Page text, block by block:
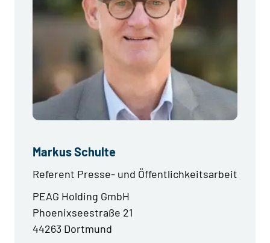
Markus Schulte
Referent Presse- und Öffentlichkeitsarbeit
PEAG Holding GmbH
Phoenixseestraße 21
44263 Dortmund